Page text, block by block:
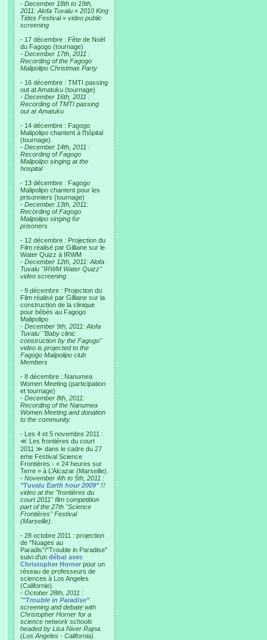
- December 18th to 19th,
2011: Alofa Tuvalu « 2010 King
Tides Festival » video public
screening
- 17 décembre : Fête de Noël
du Fagogo (tournage)
- December 17th, 2011 :
Recording of the Fagogo
Malipolipo Christmas Party
- 16 décembre : TMTI passing
out at Amatuku (tournage)
- December 16th, 2011 :
Recording of TMTI passing
out at Amatuku
- 14 décembre : Fagogo
Malipolipo chantent à l'hôpital
(tournage)
- December 14th, 2011 :
Recording of Fagogo
Malipolipo singing at the
hospital
- 13 décembre : Fagogo
Malipolipo chantent pour les
prisonniers (tournage)
- December 13th, 2011:
Recording of Fagogo
Malipolipo singing for
prisoners
- 12 décembre : Projection du
Film réalisé par Gilliane sur le
Water Quizz à IRWM
- December 12th, 2011: Alofa
Tuvalu "IRWM Water Quizz"
video screening
- 9 décembre : Projection du
Film réalisé par Gilliane sur la
construction de la clinique
pour bébés au Fagogo
Malipolipo
- December 9th, 2011: Alofa
Tuvalu' "Baby clinic
construction by the Fagogo"
video is projected to the
Fagogo Malipolipo club
Members
- 8 décembre : Nanumea
Women Meeting (participation
et tournage)
- December 8th, 2011:
Recording of the Nanumea
Women Meeting and donation
to the community.
- Les 4 et 5 novembre 2011 :
≪ Les frontières du court
2011 ≫ dans le cadre du 27
eme Festival Science
Frontières - « 24 heures sur
Terre » à L’Alcazar (Marseille).
- November 4th to 5th, 2011 :
"Tuvalu Earth hour 2009" !!
video at the "frontières du
court 2011" film competition
part of the 27th "Science
Frontières" Festival
(Marseille).
- 28 octobre 2011 : projection
de "Nuages au
Paradis"/"Trouble in Paradise"
suivi d'un débat avec
Christopher Horner pour un
réseau de professeurs de
sciences à Los Angeles
(Californie).
- October 28th, 2011 :
""Trouble in Paradise"
screening and debate with
Christopher Horner for a
science network schools
headed by Lisa Niver Rajna.
(Los Angeles - California).